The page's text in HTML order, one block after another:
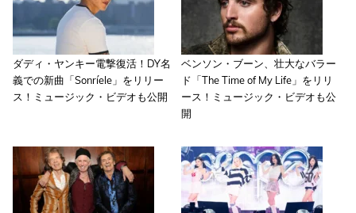
ダディ・ヤンキー電撃復活！DY名
義での新曲「Sonríele」をリリー
ス！ミュージック・ビデオも公開
ベンソン・ブーン、壮大なバラー
ド「The Time of My Life」をリリ
ース！ミュージック・ビデオも公
開